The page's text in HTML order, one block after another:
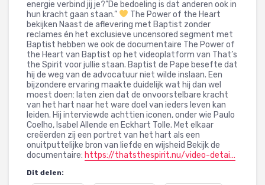
energie verbind jij je?”De bedoeling is dat anderen ook in
hun kracht gaan staan.”
The Power of the Heart
bekijken Naast de aflevering met Baptist zonder
reclames én het exclusieve uncensored segment met
Baptist hebben we ook de documentaire The Power of
the Heart van Baptist op het videoplatform van That’s
the Spirit voor jullie staan. Baptist de Pape besefte dat
hij de weg van de advocatuur niet wilde inslaan. Een
bijzondere ervaring maakte duidelijk wat hij dan wel
moest doen: laten zien dat de onvoorstelbare kracht
van het hart naar het ware doel van ieders leven kan
leiden. Hij interviewde achttien iconen, onder wie Paulo
Coelho, Isabel Allende en Eckhart Tolle. Met elkaar
creëerden zij een portret van het hart als een
onuitputtelijke bron van liefde en wijsheid Bekijk de
documentaire: https://thatsthespirit.nu/video-detai…
Dit delen: